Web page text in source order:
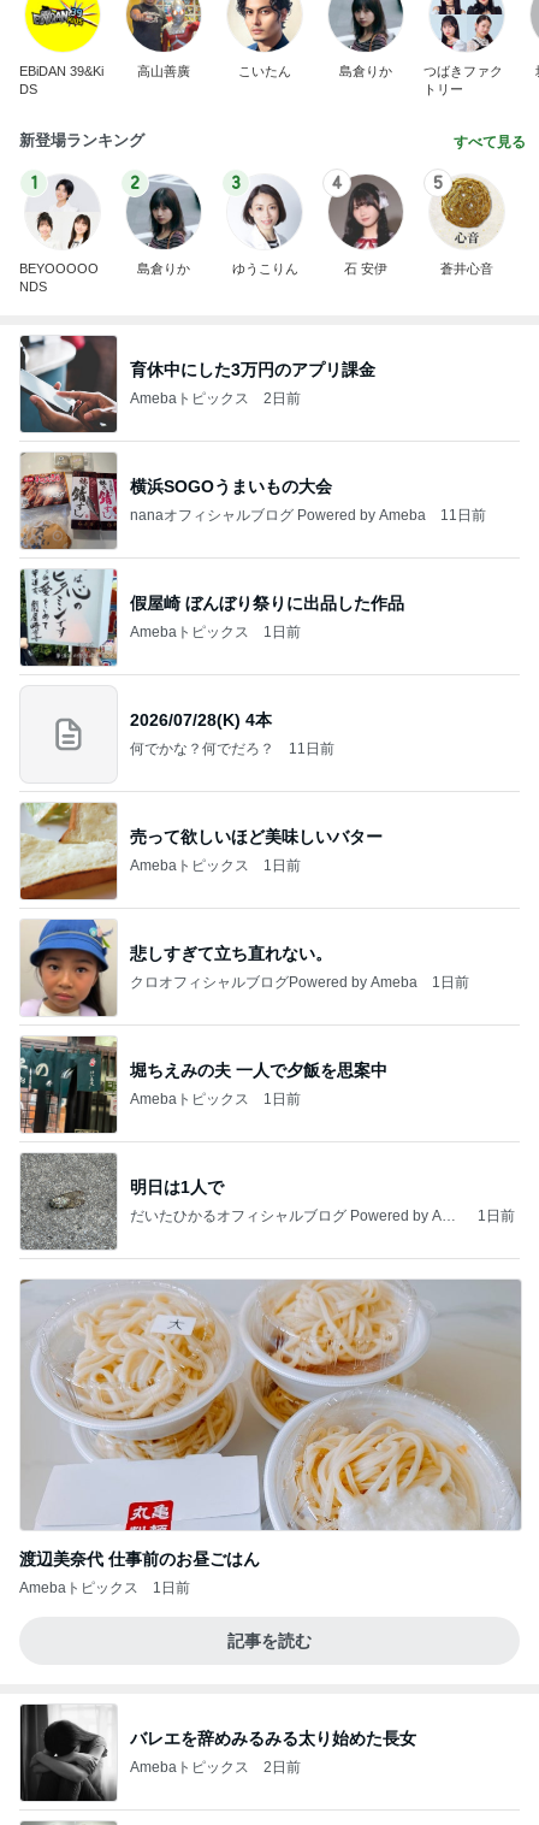
EBiDAN 39&Ki
DS
高山善廣 こいたん 島倉りか
つばきファク
トリー
新登場ランキング すべて見る
1
BEYOOOOO
NDS
2
島倉りか
3
ゆうこりん
4
石 安伊
5
蒼井心音
育休中にした3万円のアプリ課金
Amebaトピックス 2日前
横浜SOGOうまいもの大会
nanaオフィシャルブログ Powered by Ameba 11日前
假屋崎 ぼんぼり祭りに出品した作品
Amebaトピックス 1日前
2026/07/28(K) 4本
何でかな？何でだろ？ 11日前
売って欲しいほど美味しいバター
Amebaトピックス 1日前
悲しすぎて立ち直れない。
クロオフィシャルブログPowered by Ameba 1日前
堀ちえみの夫 一人で夕飯を思案中
Amebaトピックス 1日前
明日は1人で
だいたひかるオフィシャルブログ Powered by Ame
1日前
渡辺美奈代 仕事前のお昼ごはん
Amebaトピックス 1日前
記事を読む
バレエを辞めみるみる太り始めた長女
Amebaトピックス 2日前